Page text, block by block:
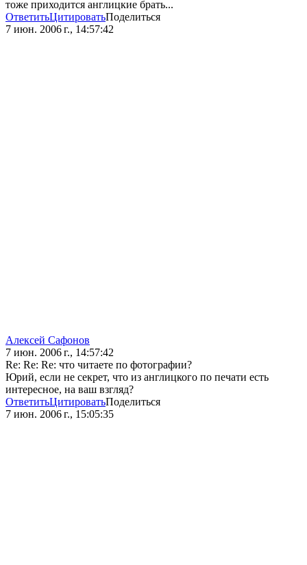
тоже приходится англицкие брать...
ОтветитьЦитироватьПоделиться
7 июн. 2006 г., 14:57:42
Алексей Сафонов
7 июн. 2006 г., 14:57:42
Re: Re: Re: что читаете по фотографии?
Юрий, если не секрет, что из англицкого по печати есть
интересное, на ваш взгляд?
ОтветитьЦитироватьПоделиться
7 июн. 2006 г., 15:05:35